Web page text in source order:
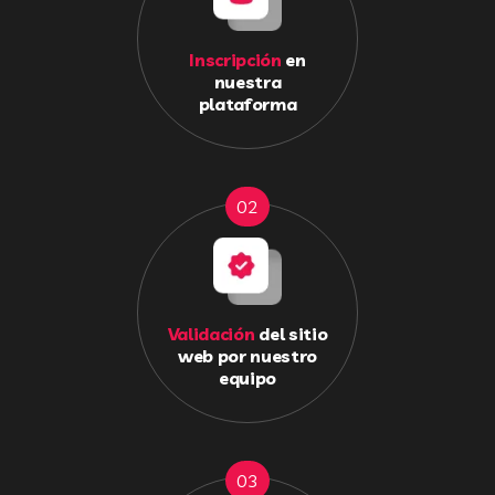
Inscripción en
nuestra
plataforma
02
Validación del sitio
web por nuestro
equipo
03